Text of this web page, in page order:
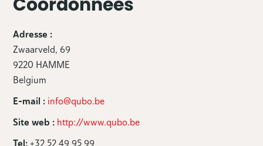
Adresse :
Zwaarveld, 69
9220 HAMME
Belgium
E-mail : info@qubo.be
Site web : http://www.qubo.be
Tel:+32 52 49 95 99